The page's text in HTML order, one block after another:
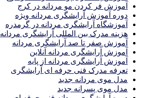
آموزش فر کردن مو مردانه در کرج
دوره آموزش آرایشگری مردانه ویژه
آموزشگاه آرایشگری مردانه در گرمدره
هزینه مدرک بین المللی آرایشگری مردانه
آموزش صفر تا صد آرایشگری مردانه
آموزش آرایشگری مردانه آنلاین
آموزش آرایشگری مردانه از پایه
تعرفه مدرک فنی حرفه ای آرایشگری
مدل موی مردانه جدید
مدل موی پسرانه جدید